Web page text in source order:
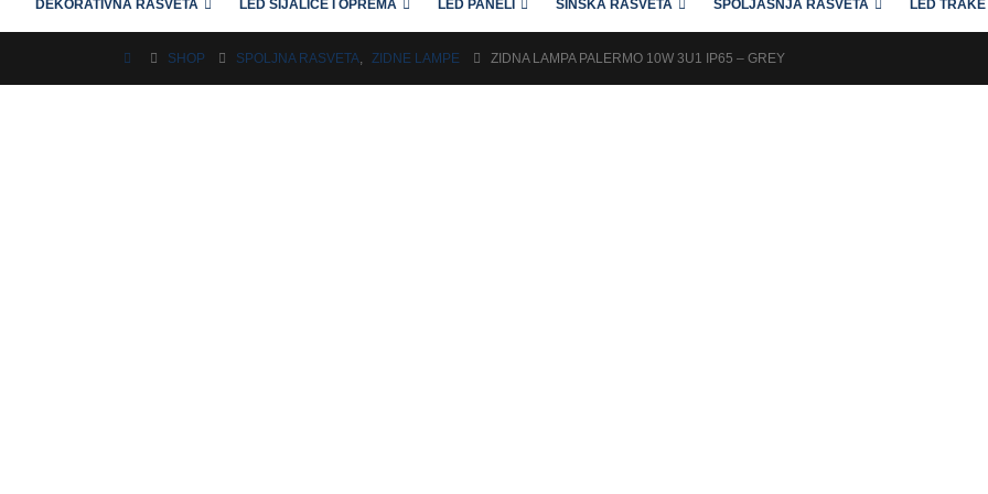
DEKORATIVNA RASVETA LED SIJALICE I OPREMA LED PANELI ŠINSKA RASVETA SPOLJAŠNJA RASVETA LED TRAKE
SHOP SPOLJNA RASVETA, ZIDNE LAMPE ZIDNA LAMPA PALERMO 10W 3U1 IP65 – GREY